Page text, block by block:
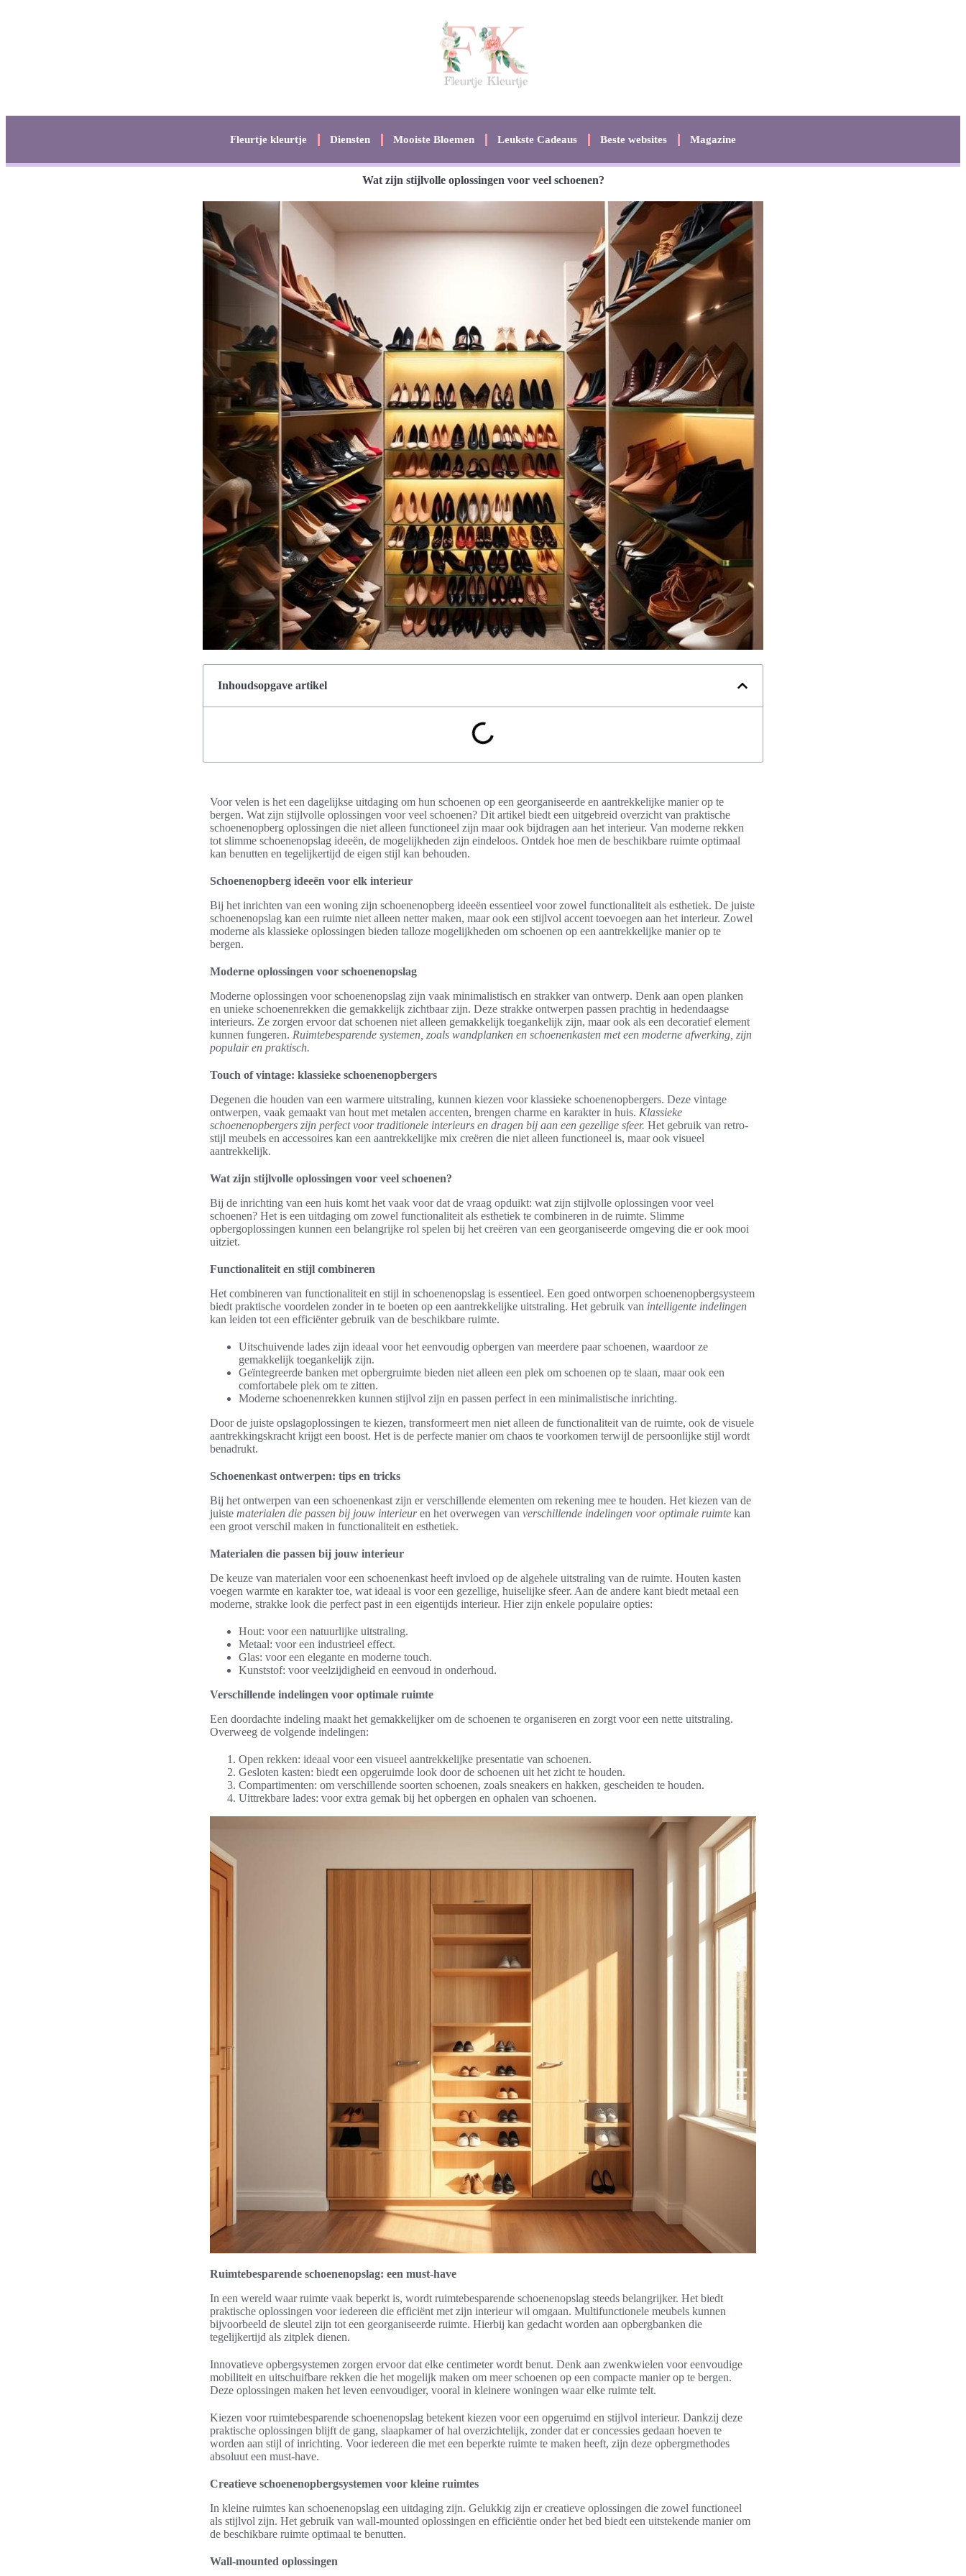
Fleurtje kleurtje Diensten Mooiste Bloemen Leukste Cadeaus Beste websites Magazine
Wat zijn stijlvolle oplossingen voor veel schoenen?
Inhoudsopgave artikel
Voor velen is het een dagelijkse uitdaging om hun schoenen op een georganiseerde en aantrekkelijke manier op te
bergen. Wat zijn stijlvolle oplossingen voor veel schoenen? Dit artikel biedt een uitgebreid overzicht van praktische
schoenenopberg oplossingen die niet alleen functioneel zijn maar ook bijdragen aan het interieur. Van moderne rekken
tot slimme schoenenopslag ideeën, de mogelijkheden zijn eindeloos. Ontdek hoe men de beschikbare ruimte optimaal
kan benutten en tegelijkertijd de eigen stijl kan behouden.
Schoenenopberg ideeën voor elk interieur
Bij het inrichten van een woning zijn schoenenopberg ideeën essentieel voor zowel functionaliteit als esthetiek. De juiste
schoenenopslag kan een ruimte niet alleen netter maken, maar ook een stijlvol accent toevoegen aan het interieur. Zowel
moderne als klassieke oplossingen bieden talloze mogelijkheden om schoenen op een aantrekkelijke manier op te
bergen.
Moderne oplossingen voor schoenenopslag
Moderne oplossingen voor schoenenopslag zijn vaak minimalistisch en strakker van ontwerp. Denk aan open planken
en unieke schoenenrekken die gemakkelijk zichtbaar zijn. Deze strakke ontwerpen passen prachtig in hedendaagse
interieurs. Ze zorgen ervoor dat schoenen niet alleen gemakkelijk toegankelijk zijn, maar ook als een decoratief element
kunnen fungeren. Ruimtebesparende systemen, zoals wandplanken en schoenenkasten met een moderne afwerking, zijn
populair en praktisch.
Touch of vintage: klassieke schoenenopbergers
Degenen die houden van een warmere uitstraling, kunnen kiezen voor klassieke schoenenopbergers. Deze vintage
ontwerpen, vaak gemaakt van hout met metalen accenten, brengen charme en karakter in huis. Klassieke
schoenenopbergers zijn perfect voor traditionele interieurs en dragen bij aan een gezellige sfeer. Het gebruik van retro-
stijl meubels en accessoires kan een aantrekkelijke mix creëren die niet alleen functioneel is, maar ook visueel
aantrekkelijk.
Wat zijn stijlvolle oplossingen voor veel schoenen?
Bij de inrichting van een huis komt het vaak voor dat de vraag opduikt: wat zijn stijlvolle oplossingen voor veel
schoenen? Het is een uitdaging om zowel functionaliteit als esthetiek te combineren in de ruimte. Slimme
opbergoplossingen kunnen een belangrijke rol spelen bij het creëren van een georganiseerde omgeving die er ook mooi
uitziet.
Functionaliteit en stijl combineren
Het combineren van functionaliteit en stijl in schoenenopslag is essentieel. Een goed ontworpen schoenenopbergsysteem
biedt praktische voordelen zonder in te boeten op een aantrekkelijke uitstraling. Het gebruik van intelligente indelingen
kan leiden tot een efficiënter gebruik van de beschikbare ruimte.
Uitschuivende lades zijn ideaal voor het eenvoudig opbergen van meerdere paar schoenen, waardoor ze
gemakkelijk toegankelijk zijn.
Geïntegreerde banken met opbergruimte bieden niet alleen een plek om schoenen op te slaan, maar ook een
comfortabele plek om te zitten.
Moderne schoenenrekken kunnen stijlvol zijn en passen perfect in een minimalistische inrichting.
Door de juiste opslagoplossingen te kiezen, transformeert men niet alleen de functionaliteit van de ruimte, ook de visuele
aantrekkingskracht krijgt een boost. Het is de perfecte manier om chaos te voorkomen terwijl de persoonlijke stijl wordt
benadrukt.
Schoenenkast ontwerpen: tips en tricks
Bij het ontwerpen van een schoenenkast zijn er verschillende elementen om rekening mee te houden. Het kiezen van de
juiste materialen die passen bij jouw interieuren het overwegen van verschillende indelingen voor optimale ruimte kan
een groot verschil maken in functionaliteit en esthetiek.
Materialen die passen bij jouw interieur
De keuze van materialen voor een schoenenkast heeft invloed op de algehele uitstraling van de ruimte. Houten kasten
voegen warmte en karakter toe, wat ideaal is voor een gezellige, huiselijke sfeer. Aan de andere kant biedt metaal een
moderne, strakke look die perfect past in een eigentijds interieur. Hier zijn enkele populaire opties:
Hout: voor een natuurlijke uitstraling.
Metaal: voor een industrieel effect.
Glas: voor een elegante en moderne touch.
Kunststof: voor veelzijdigheid en eenvoud in onderhoud.
Verschillende indelingen voor optimale ruimte
Een doordachte indeling maakt het gemakkelijker om de schoenen te organiseren en zorgt voor een nette uitstraling.
Overweeg de volgende indelingen:
Open rekken: ideaal voor een visueel aantrekkelijke presentatie van schoenen.
Gesloten kasten: biedt een opgeruimde look door de schoenen uit het zicht te houden.
Compartimenten: om verschillende soorten schoenen, zoals sneakers en hakken, gescheiden te houden.
Uittrekbare lades: voor extra gemak bij het opbergen en ophalen van schoenen.
Ruimtebesparende schoenenopslag: een must-have
In een wereld waar ruimte vaak beperkt is, wordt ruimtebesparende schoenenopslag steeds belangrijker. Het biedt
praktische oplossingen voor iedereen die efficiënt met zijn interieur wil omgaan. Multifunctionele meubels kunnen
bijvoorbeeld de sleutel zijn tot een georganiseerde ruimte. Hierbij kan gedacht worden aan opbergbanken die
tegelijkertijd als zitplek dienen.
Innovatieve opbergsystemen zorgen ervoor dat elke centimeter wordt benut. Denk aan zwenkwielen voor eenvoudige
mobiliteit en uitschuifbare rekken die het mogelijk maken om meer schoenen op een compacte manier op te bergen.
Deze oplossingen maken het leven eenvoudiger, vooral in kleinere woningen waar elke ruimte telt.
Kiezen voor ruimtebesparende schoenenopslag betekent kiezen voor een opgeruimd en stijlvol interieur. Dankzij deze
praktische oplossingen blijft de gang, slaapkamer of hal overzichtelijk, zonder dat er concessies gedaan hoeven te
worden aan stijl of inrichting. Voor iedereen die met een beperkte ruimte te maken heeft, zijn deze opbergmethodes
absoluut een must-have.
Creatieve schoenenopbergsystemen voor kleine ruimtes
In kleine ruimtes kan schoenenopslag een uitdaging zijn. Gelukkig zijn er creatieve oplossingen die zowel functioneel
als stijlvol zijn. Het gebruik van wall-mounted oplossingen en efficiëntie onder het bed biedt een uitstekende manier om
de beschikbare ruimte optimaal te benutten.
Wall-mounted oplossingen